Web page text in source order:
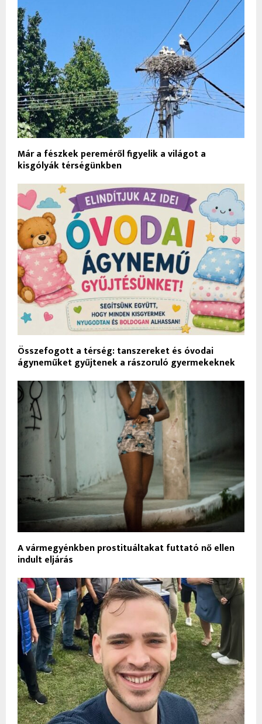
Már a fészkek pereméről figyelik a világot a
kisgólyák térségünkben
Összefogott a térség: tanszereket és óvodai
ágyneműket gyűjtenek a rászoruló gyermekeknek
A vármegyénkben prostituáltakat futtató nő ellen
indult eljárás